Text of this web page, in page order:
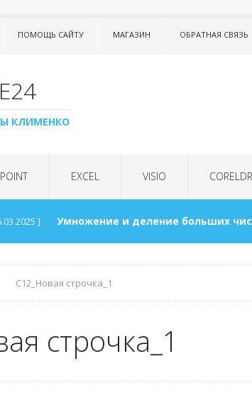
ПОМОЩЬ САЙТУ МАГАЗИН ОБРАТНАЯ СВЯЗЬ
КЛИМЕНКО
EXCEL VISIO
] Умножение и деление больших
] Урок 99. Список в тексте LISTNUM
] Урок 98. Сборный документ
С12_Новая строчка_1
строчка_1